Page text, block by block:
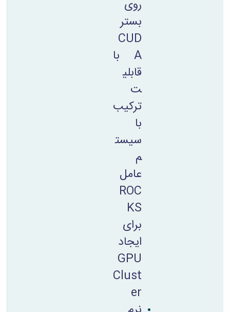
روی
بستر
CUD
A با
قابلی
ت
ترکیب
با
سیست
م
عامل
ROC
KS
برای
ایجاد
GPU
Clust
er